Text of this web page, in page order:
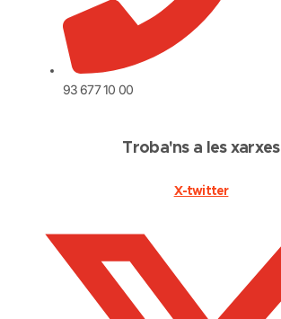
93 677 10 00
Troba'ns a les xarxes
X-twitter